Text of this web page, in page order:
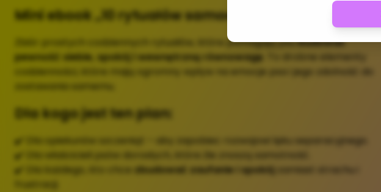
Mini ebook „10 rytuałów samodzielności”
Zbiór prostych codziennych rytuałów, które pomagają psubudować
pewność siebie, spokój i wewnętrzną równowagę . To drobne elementy
codzienności, które mają ogromny wpływ na emocje psa i jego zdolność do
zostawania samemu.
Dla kogo jest ten plan:
✔️ Dla opiekunów szczeniąt – aby zapobiec rozwojowi lęku separacyjnego.
✔️ Dla właścicieli psów dorosłych, które źle znoszą samotność.
✔️ Dla każdego, kto chce zbudować zaufanie i spokój zamiast strachu i
frustracji.